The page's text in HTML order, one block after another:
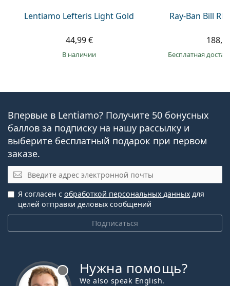
Lentiamo Lefteris Light Gold
44,99 €
в наличии
Ray-Ban Bill
Бесплатная
Впервые в Lentiamo? Получите 50 бонусных
баллов за подписку на нашу рассылку и
выберите бесплатный подарок при первом
заказе.
Эл. почта
Подписаться
Я согласен с обработкой персональных данных для
целей отправки деловых сообщений
Нужна помощь?
We also speak English.